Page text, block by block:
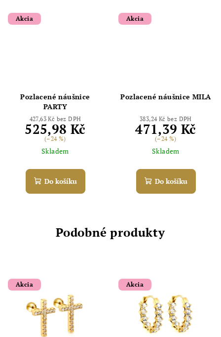
Akcia
Pozlacené náušnice
PARTY
427,63 Kč bez DPH
525,98 Kč
(–24 %)
Skladem
Do košíku
Akcia
Pozlacené náušnice MILA
383,24 Kč bez DPH
471,39 Kč
(–24 %)
Skladem
Do košíku
Podobné produkty
Akcia Akcia